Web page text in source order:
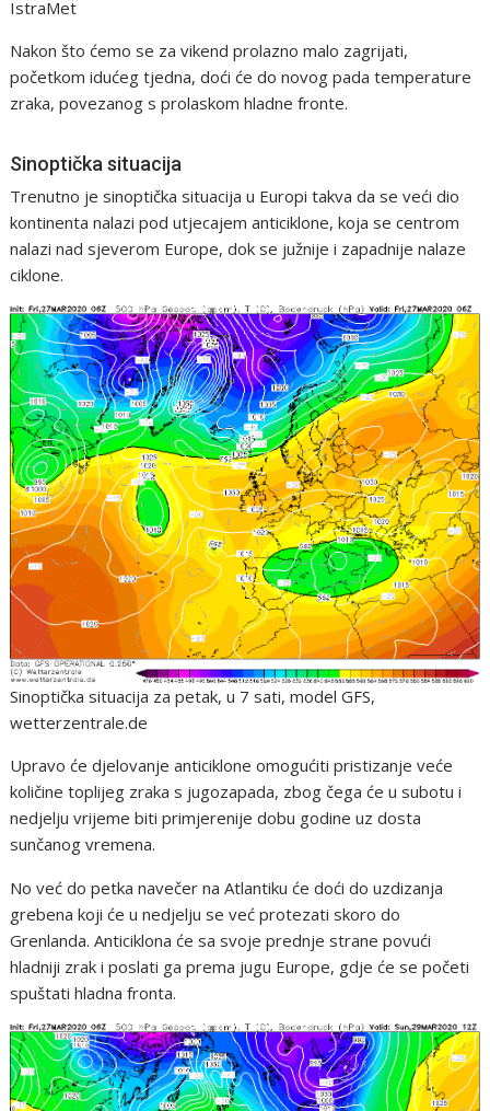
IstraMet
Nakon što ćemo se za vikend prolazno malo zagrijati,
početkom idućeg tjedna, doći će do novog pada temperature
zraka, povezanog s prolaskom hladne fronte.
Sinoptička situacija
Trenutno je sinoptička situacija u Europi takva da se veći dio
kontinenta nalazi pod utjecajem anticiklone, koja se centrom
nalazi nad sjeverom Europe, dok se južnije i zapadnije nalaze
ciklone.
Sinoptička situacija za petak, u 7 sati, model GFS,
wetterzentrale.de
Upravo će djelovanje anticiklone omogućiti pristizanje veće
količine toplijeg zraka s jugozapada, zbog čega će u subotu i
nedjelju vrijeme biti primjerenije dobu godine uz dosta
sunčanog vremena.
No već do petka navečer na Atlantiku će doći do uzdizanja
grebena koji će u nedjelju se već protezati skoro do
Grenlanda. Anticiklona će sa svoje prednje strane povući
hladniji zrak i poslati ga prema jugu Europe, gdje će se početi
spuštati hladna fronta.